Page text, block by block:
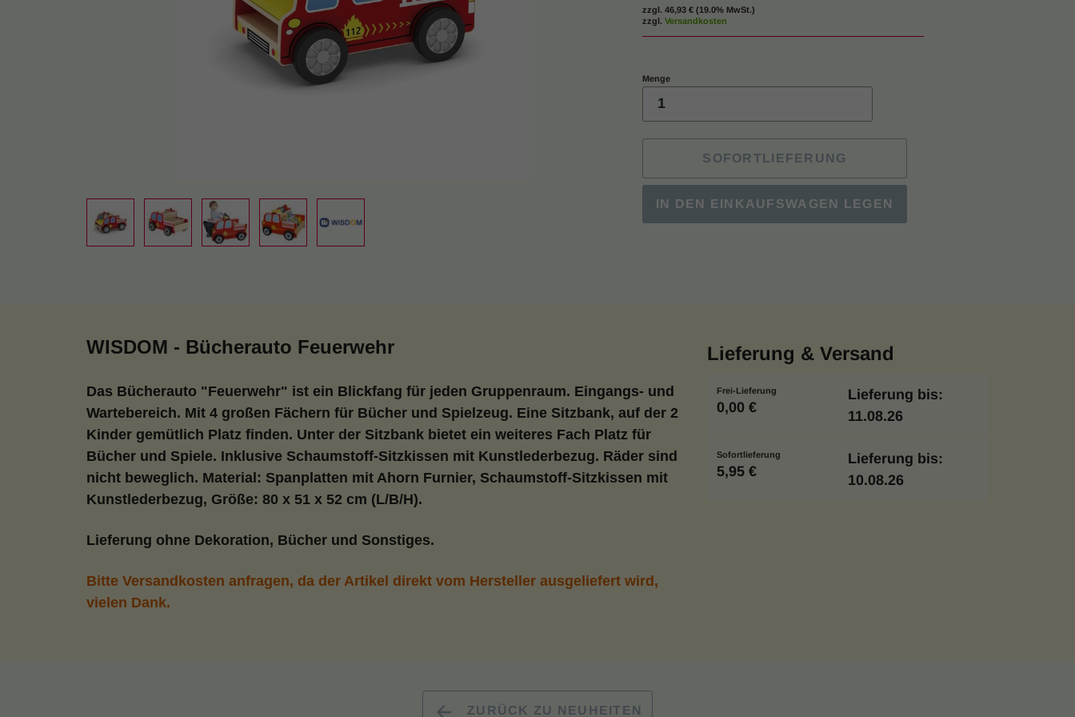
zzgl. 46,93 €(19.0% MwSt.)
zzgl. Versandkosten
Menge
SOFORTLIEFERUNG
IN DEN EINKAUFSWAGEN LEGEN
WISDOM - Bücherauto Feuerwehr
Das Bücherauto "Feuerwehr" ist ein Blickfang für jeden Gruppenraum. Eingangs- und
Wartebereich. Mit 4 großen Fächern für Bücher und Spielzeug. Eine Sitzbank, auf der 2
Kinder gemütlich Platz finden. Unter der Sitzbank bietet ein weiteres Fach Platz für
Bücher und Spiele. Inklusive Schaumstoff-Sitzkissen mit Kunstlederbezug. Räder sind
nicht beweglich. Material: Spanplatten mit Ahorn Furnier, Schaumstoff-Sitzkissen mit
Kunstlederbezug, Größe: 80 x 51 x 52 cm (L/B/H).
Lieferung ohne Dekoration, Bücher und Sonstiges.
Bitte Versandkosten anfragen, da der Artikel direkt vom Hersteller ausgeliefert wird,
vielen Dank.
Lieferung & Versand
Frei-Lieferung
0,00 €
Lieferung bis:
11.08.26
Sofortlieferung
5,95 €
Lieferung bis:
10.08.26
ZURÜCK ZU NEUHEITEN